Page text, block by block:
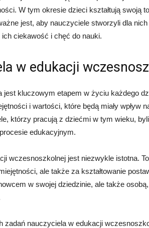
W tym okresie dzieci kształtują swoją
jest, aby nauczyciele stworzyli dla
ciekawość i chęć do nauki.
w edukacji
kluczowym etapem w życiu każdego
i wartości, które będą miały wpływ
którzy pracują z dziećmi w tym wieku,
edukacyjnym.
wczesnoszkolnej jest niezwykle istotna.
ale także za kształtowanie
w swojej dziedzinie, ale także
zadań nauczyciela w edukacji